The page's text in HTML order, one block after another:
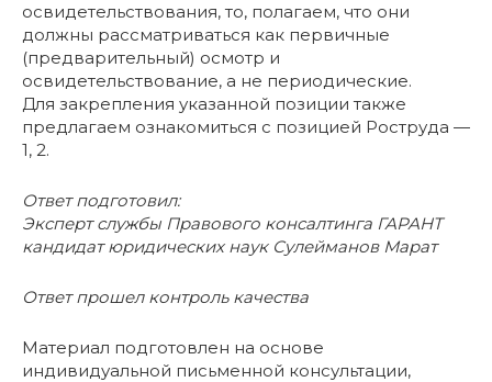
освидетельствования, то, полагаем, что они
должны рассматриваться как первичные
(предварительный) осмотр и
освидетельствование, а не периодические.
Для закрепления указанной позиции также
предлагаем ознакомиться с позицией Роструда —
1, 2.
Ответ подготовил:
Эксперт службы Правового консалтинга ГАРАНТ
кандидат юридических наук Сулейманов Марат
Ответ прошел контроль качества
Материал подготовлен на основе
индивидуальной письменной консультации,